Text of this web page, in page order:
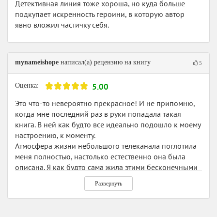
Детективная линия тоже хороша, но куда больше
подкупает искренность героини, в которую автор
явно вложил частичку себя.
mynameishope написал(а) рецензию на книгу 5
Оценка: 5.00
Это что-то невероятно прекрасное! И не припомню,
когда мне последний раз в руки попадала такая
книга. В ней как будто все идеально подошло к моему
настроению, к моменту.
Атмосфера жизни небольшого телеканала поглотила
меня полностью, настолько естественно она была
описана. Я как будто сама жила этими бесконечными
съемками и монтажом, читая "Склейки". В немалой
степени это заслуга потрясающего языка автора. Он
прост, но в то же время не примитивен и не сух.
Развернуть